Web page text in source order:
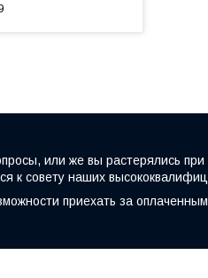
или же вы растерялись
к совету наших
приехать за